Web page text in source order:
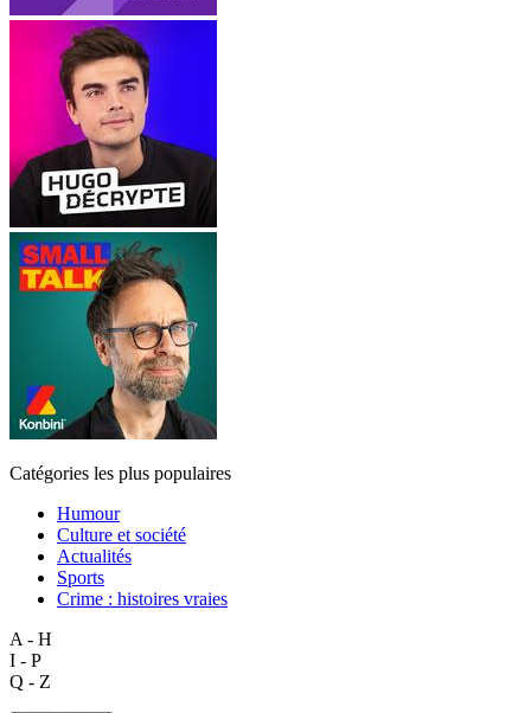
Catégories les plus populaires
Humour
Culture et société
Actualités
Sports
Crime : histoires vraies
A - H
I - P
Q - Z